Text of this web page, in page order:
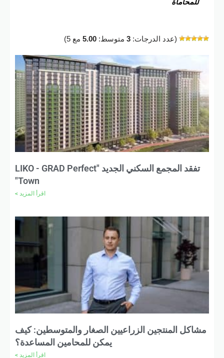
للمحاماة
(عدد الدرجات: 3 متوسط: 5.00 مع 5)
تفقد المجمع السكني الجديد "LIKO - GRAD Perfect
Town"
اقرأ المزيد >
مشاكل المنتجين الزراعيين الصغار والمتوسطين: كيف
يمكن للمحامين المساعدة؟
اقرأ المزيد >